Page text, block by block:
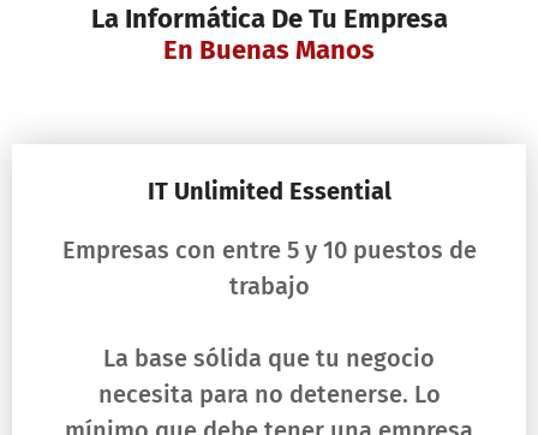
La Informática De Tu Empresa
En Buenas Manos
IT Unlimited Essential
Empresas con entre 5 y 10 puestos de
trabajo
La base sólida que tu negocio
necesita para no detenerse. Lo